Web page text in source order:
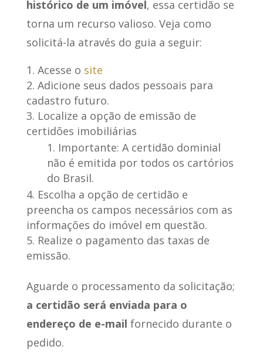
histórico de um imóvel, essa certidão se
torna um recurso valioso. Veja como
solicitá-la através do guia a seguir:
Acesse o site
Adicione seus dados pessoais para
cadastro futuro.
Localize a opção de emissão de
certidões imobiliárias
Importante: A certidão dominial
não é emitida por todos os cartórios
do Brasil.
Escolha a opção de certidão e
preencha os campos necessários com as
informações do imóvel em questão.
Realize o pagamento das taxas de
emissão.
Aguarde o processamento da solicitação;
a certidão será enviada para o
endereço de e-mail fornecido durante o
pedido.